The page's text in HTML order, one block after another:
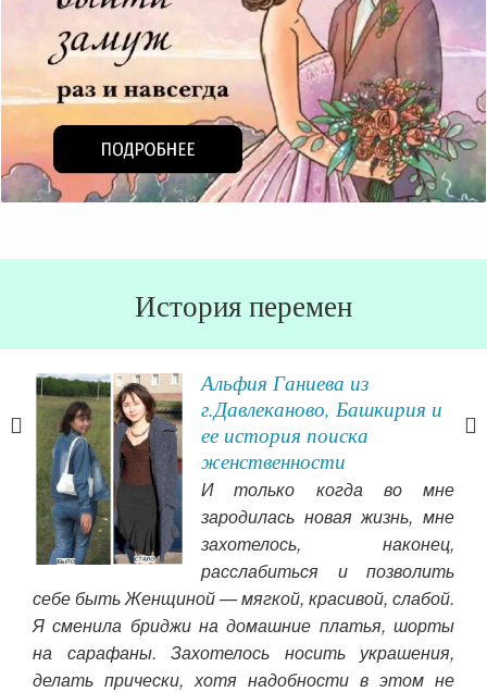
История перемен
Альфия Ганиева из
г.Давлеканово, Башкирия и
ее история поиска
женственности
И только когда во мне
зародилась новая жизнь, мне
захотелось, наконец,
расслабиться и позволить
себе быть Женщиной — мягкой, красивой, слабой.
Я сменила бриджи на домашние платья, шорты
на сарафаны. Захотелось носить украшения,
делать прически, хотя надобности в этом не